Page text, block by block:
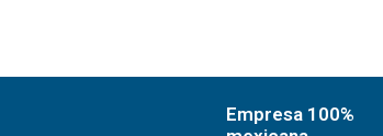
Empresa 100%